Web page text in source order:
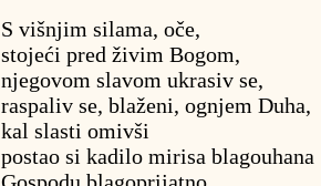
S višnjim silama, oče,
stojeći pred živim Bogom,
njegovom slavom ukrasiv se,
raspaliv se, blaženi, ognjem Duha,
kal slasti omivši
postao si kadilo mirisa blagouhana